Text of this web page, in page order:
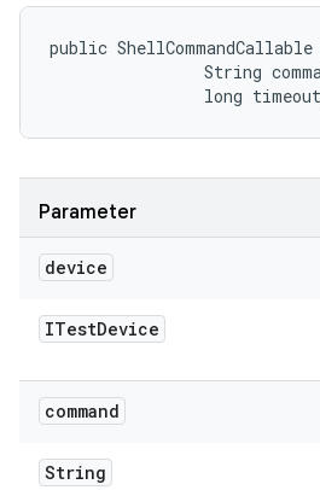
public
String
long
Parameter
device
ITestDevice
command
String